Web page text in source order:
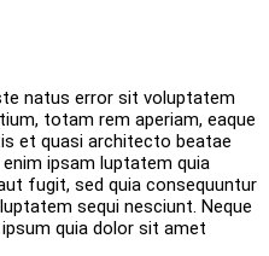
natus error sit voluptatem
totam rem aperiam, eaque
et quasi architecto beatae
ipsam luptatem quia
fugit, sed quia consequuntur
sequi nesciunt. Neque
quia dolor sit amet